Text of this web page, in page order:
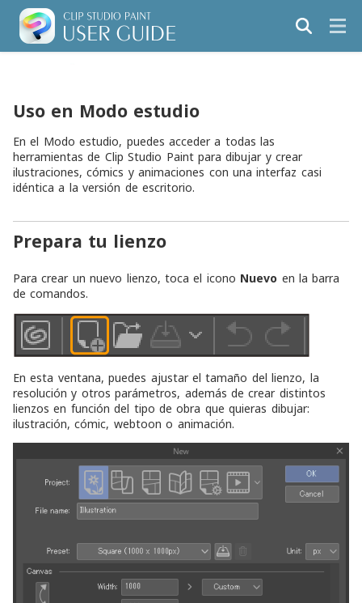
Uso en Modo estudio
En el Modo estudio, puedes acceder a todas las
herramientas de Clip Studio Paint para dibujar y crear
ilustraciones, cómics y animaciones con una interfaz casi
idéntica a la versión de escritorio.
Prepara tu lienzo
Para crear un nuevo lienzo, toca el icono Nuevo en la barra
de comandos.
En esta ventana, puedes ajustar el tamaño del lienzo, la
resolución y otros parámetros, además de crear distintos
lienzos en función del tipo de obra que quieras dibujar:
ilustración, cómic, webtoon o animación.